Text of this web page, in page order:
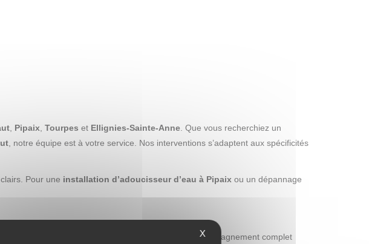
Pipaix Tourpes et Ellignies-Sainte-Anne . Que vous recherchiez un
, notre équipe est à votre service. Nos interventions s’adaptent aux spécificités
Pour une installation d’adoucisseur d’eau à Pipaix ou un dépannage
. Enfin, nous proposons un accompagnement complet
X